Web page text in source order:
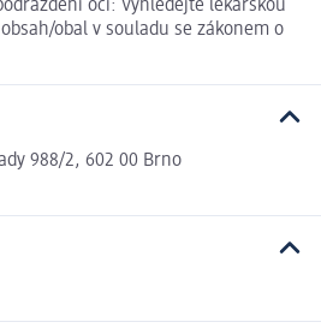
očí: Vyhledejte lékařskou
obal v souladu se zákonem o
988/2, 602 00 Brno